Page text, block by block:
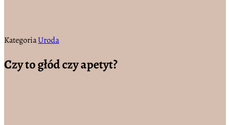
KategoriaUroda
Czy to głód czy apetyt?